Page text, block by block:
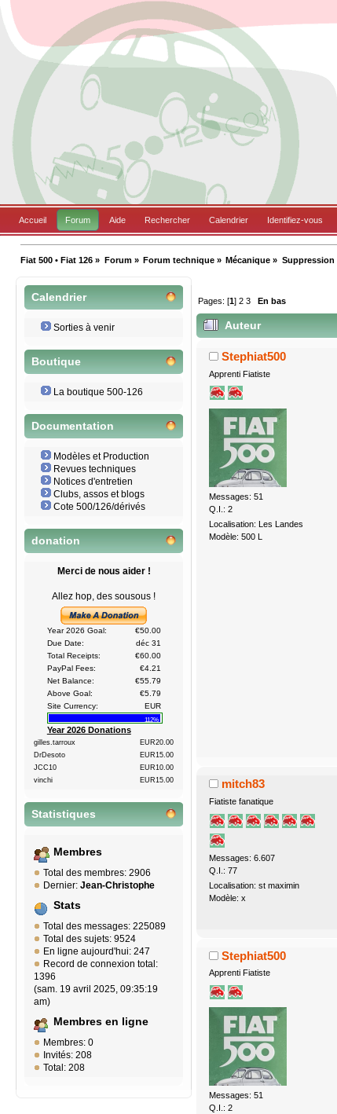
Accueil Forum Aide Rechercher Calendrier Identifiez-vous
Fiat 500 • Fiat 126 » Forum» Forum technique» Mécanique » Suppression
Calendrier
Sorties à venir
Boutique
La boutique 500-126
Documentation
Modèles et Production
Revues techniques
Notices d'entretien
Clubs, assos et blogs
Cote 500/126/dérivés
donation
Merci de nous aider !
Allez hop, des sousous !
Year 2026 Goal:
€50.00
Due Date:
déc 31
Total Receipts:
€60.00
PayPal Fees:
€4.21
Net Balance:
€55.79
Above Goal:
€5.79
Site Currency:
EUR
112%
Year 2026 Donations
gilles.tarroux
EUR20.00
DrDesoto
EUR15.00
JCC10
EUR10.00
vinchi
EUR15.00
Statistiques
Membres
Total des membres: 2906
Dernier: Jean-Christophe
Stats
Total des messages: 225089
Total des sujets: 9524
En ligne aujourd'hui: 247
Record de connexion total:
1396
(sam. 19 avril 2025, 09:35:19
am)
Membres en ligne
Membres: 0
Invités: 208
Total: 208
Pages: [1]2 3 En bas
Auteur
Stephiat500
Apprenti Fiatiste
Messages: 51
Q.I.: 2
Localisation: Les Landes
Modèle: 500 L
mitch83
Fiatiste fanatique
Messages: 6.607
Q.I.: 77
Localisation: st maximin
Modèle: x
Stephiat500
Apprenti Fiatiste
Messages: 51
Q.I.: 2